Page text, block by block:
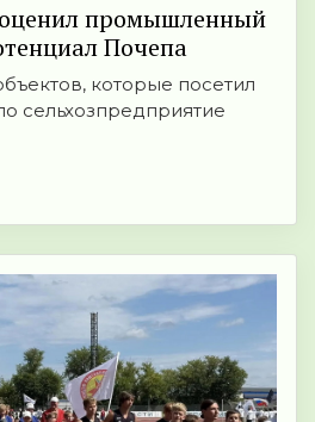
оценил промышленный
Почепа
которые посетил
сельхозпредприятие